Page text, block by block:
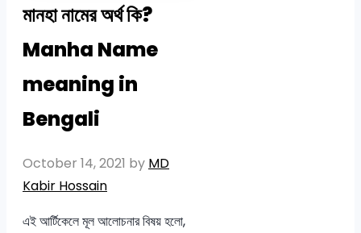
মানহা নামের অর্থ কি?
Manha Name
meaning in
Bengali
October 14, 2021 by MD
Kabir Hossain
এই আর্টিকেলে মূল আলোচনার বিষয় হলো,